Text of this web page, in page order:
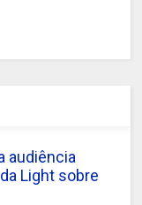
audiência
Light sobre